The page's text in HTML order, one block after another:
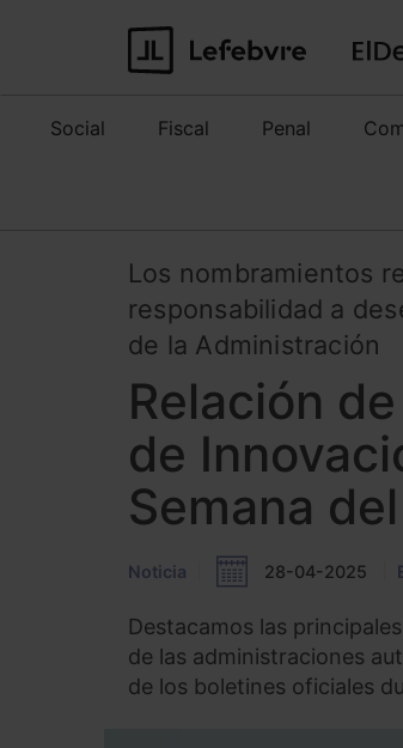
Social Fiscal Penal
Los nombramientos
responsabilidad a
de la Administración
Relación
de
Semana
Noticia 28-04-2025
Destacamos las
de las administraciones
de los boletines oficiales